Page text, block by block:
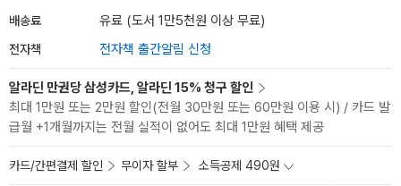
배송료 유료 (도서 1만5천원 이상 무료)
전자책 전자책 출간알림 신청
알라딘 만권당 삼성카드, 알라딘 15% 청구 할인
최대 1만원 또는 2만원 할인(전월 30만원 또는 60만원 이용 시) / 카드 발
급월 +1개월까지는 전월 실적이 없어도 최대 1만원 혜택 제공
카드/간편결제 할인 무이자 할부 소득공제 490원